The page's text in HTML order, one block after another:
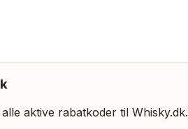
aktive rabatkoder til Whisky.dk.